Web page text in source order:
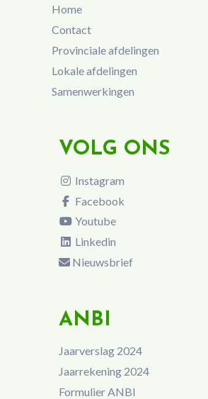
Home
Contact
Provinciale afdelingen
Lokale afdelingen
Samenwerkingen
VOLG ONS
Instagram
Facebook
Youtube
Linkedin
Nieuwsbrief
ANBI
Jaarverslag 2024
Jaarrekening 2024
Formulier ANBI